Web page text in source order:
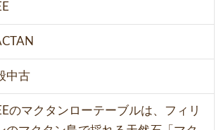
中古
のマクタンローテーブルは、フィリ